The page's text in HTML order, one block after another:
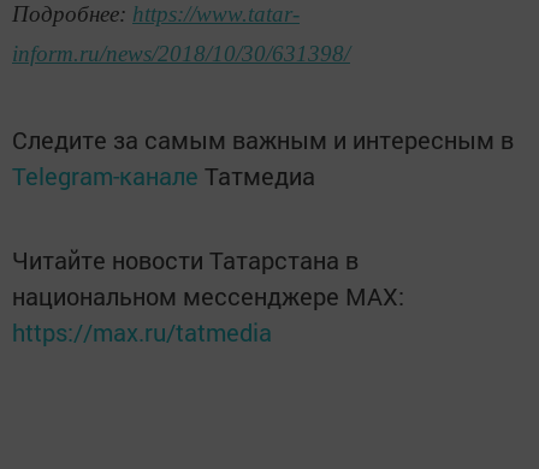
Подробнее: https://www.tatar-
inform.ru/news/2018/10/30/631398/
Следите за самым важным и интересным в
Telegram-канале Татмедиа
Читайте новости Татарстана в
национальном мессенджере MАХ:
https://max.ru/tatmedia